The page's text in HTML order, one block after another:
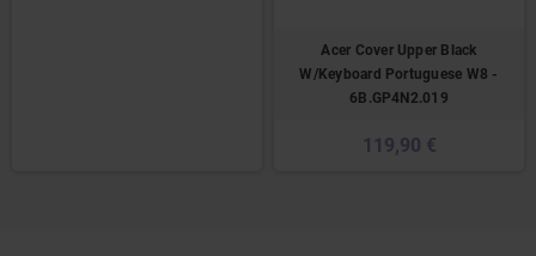
Acer Cover Upper Black
W/Keyboard Portuguese W8 -
6B.GP4N2.019
119,90 €